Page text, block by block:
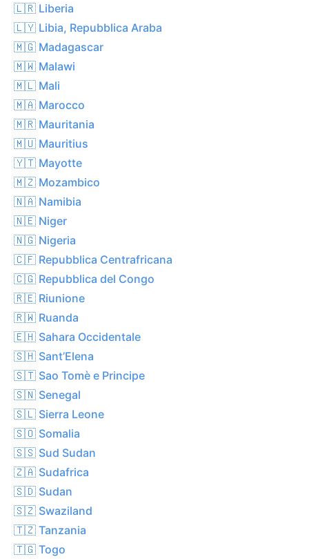
🇱🇷 Liberia
🇱🇾 Libia, Repubblica Araba
🇲🇬 Madagascar
🇲🇼 Malawi
🇲🇱 Mali
🇲🇦 Marocco
🇲🇷 Mauritania
🇲🇺 Mauritius
🇾🇹 Mayotte
🇲🇿 Mozambico
🇳🇦 Namibia
🇳🇪 Niger
🇳🇬 Nigeria
🇨🇫 Repubblica Centrafricana
🇨🇬 Repubblica del Congo
🇷🇪 Riunione
🇷🇼 Ruanda
🇪🇭 Sahara Occidentale
🇸🇭 Sant’Elena
🇸🇹 Sao Tomè e Principe
🇸🇳 Senegal
🇸🇱 Sierra Leone
🇸🇴 Somalia
🇸🇸 Sud Sudan
🇿🇦 Sudafrica
🇸🇩 Sudan
🇸🇿 Swaziland
🇹🇿 Tanzania
🇹🇬 Togo